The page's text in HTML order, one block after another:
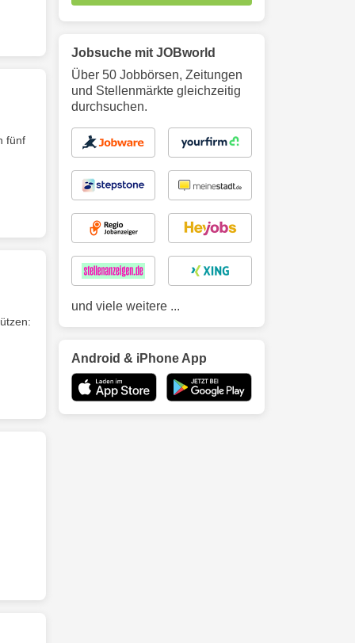
fünf
Jobsuche mit JOBworld
Über 50 Jobbörsen, Zeitungen
und Stellenmärkte gleichzeitig
durchsuchen.
und viele weitere ...
Android & iPhone App